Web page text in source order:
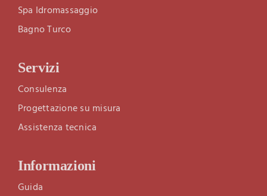
Spa Idromassaggio
Bagno Turco
Servizi
Consulenza
Progettazione su misura
Assistenza tecnica
Informazioni
Guida